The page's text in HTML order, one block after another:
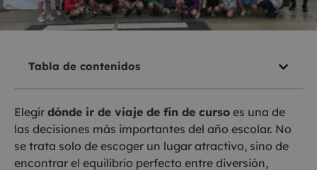
Tabla de contenidos
Elegir dónde ir de viaje de fin de curso es una de
las decisiones más importantes del año escolar. No
se trata solo de escoger un lugar atractivo, sino de
encontrar el equilibrio perfecto entre diversión,